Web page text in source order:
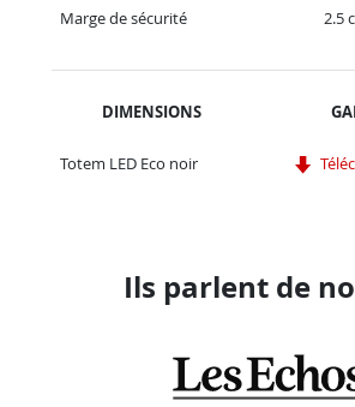
Marge de sécurité
2.5
DIMENSIONS
Totem LED Eco noir
Ils parlent de